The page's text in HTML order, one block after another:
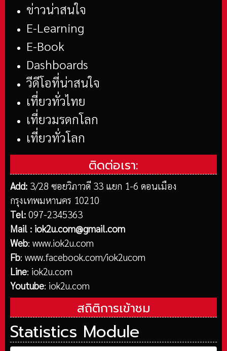
ข่าวน่าสนใจ
E-Learning
E-Book
Dashboards
วีดีโอที่น่าสนใจ
เที่ยวทั่วไทย
เที่ยวมรดกโลก
เที่ยวทั่วโลก
ติดต่อเรา:
Add: 3/28 ซอยวิภาวดี 33 แยก 1-6 ดอนเมือง
กรุงเทพมหานคร 10210
Tel: 097-2345363
Mail : iok2u.com@gmail.com
Web: www.iok2u.com
Fb: www.facebook.com/iok2ucom
Line: iok2u.com
Youtube: iok2u.com
สถิติการเข้าชม
Statistics Module